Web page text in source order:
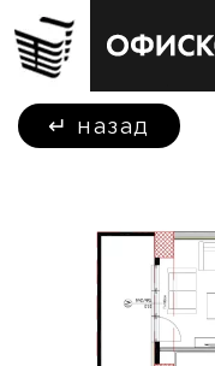
↵ назад